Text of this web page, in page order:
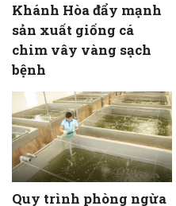
Khánh Hòa đẩy mạnh
sản xuất giống cá
chim vây vàng sạch
bệnh
Quy trình phòng ngừa